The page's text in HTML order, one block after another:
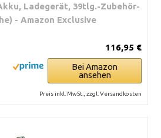
Ladegerät, 39tlg.-Zubehör-
- Amazon Exclusive
116,95 €
Bei Amazon
ansehen
Preis inkl. MwSt., zzgl. Versandkosten